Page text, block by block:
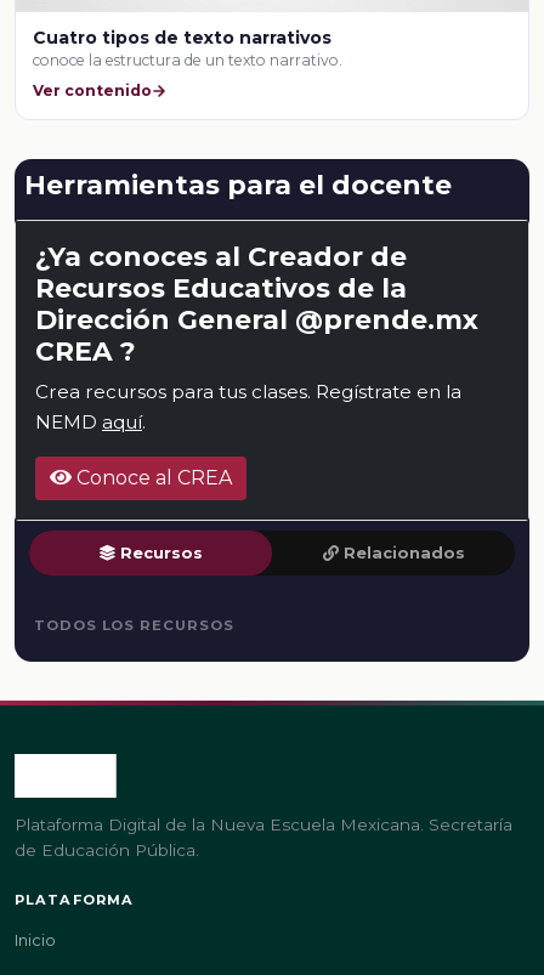
Cuatro tipos de texto narrativos
conoce la estructura de un texto narrativo.
Ver contenido
Herramientas para el docente
¿Ya conoces al Creador de
Recursos Educativos de la
Dirección General @prende.mx
CREA ?
Crea recursos para tus clases. Regístrate en la
NEMD aquí.
Conoce al CREA
Recursos Relacionados
TODOS LOS RECURSOS
Plataforma Digital de la Nueva Escuela Mexicana. Secretaría
de Educación Pública.
PLATAFORMA
Inicio